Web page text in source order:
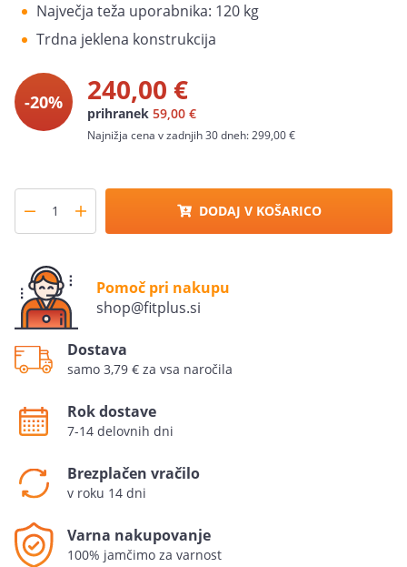
Največja teža uporabnika: 120 kg
Trdna jeklena konstrukcija
-20% 240,00 €
prihranek 59,00 €
Najnižja cena v zadnjih 30 dneh:299,00 €
DODAJ V KOŠARICO
Pomoč pri nakupu
shop@fitplus.si
Dostava
samo 3,79 € za vsa naročila
Rok dostave
7-14 delovnih dni
Brezplačen vračilo
v roku 14 dni
Varna nakupovanje
100% jamčimo za varnost